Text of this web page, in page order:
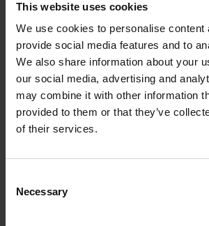
This website uses cookies
We use cookies to personalise content
provide social media features and to
We also share information about your
our social media, advertising and
may combine it with other information
provided to them or that they’ve
of their services.
Selection
Necessary